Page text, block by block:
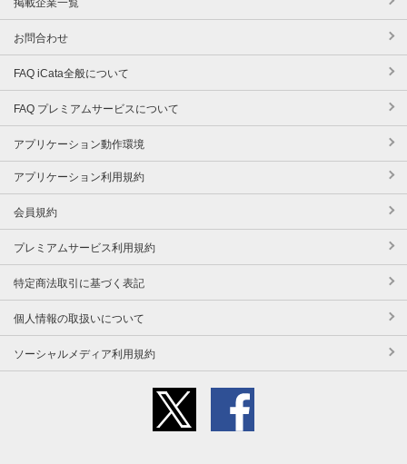
お問合わせ
FAQ iCata全般について
FAQ プレミアムサービスについて
アプリケーション動作環境
アプリケーション利用規約
会員規約
プレミアムサービス利用規約
特定商法取引に基づく表記
個人情報の取扱いについて
ソーシャルメディア利用規約